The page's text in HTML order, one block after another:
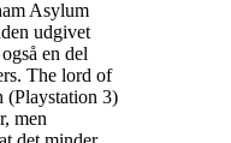
Asylum
udgivet
en del
The lord of
(Playstation 3)
men